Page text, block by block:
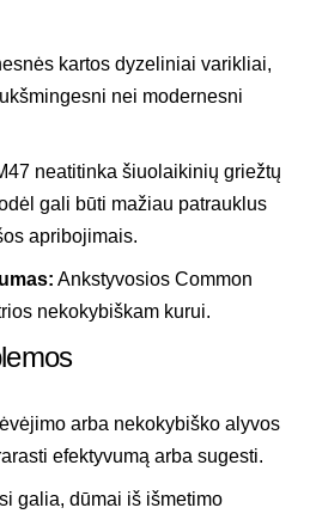
kartos dyzeliniai varikliai,
nei modernesni
neatitinka šiuolaikinių griežtų
gali būti mažiau patrauklus
apribojimais.
Ankstyvosios Common
nekokybiškam kurui.
arba nekokybiško alyvos
efektyvumą arba sugesti.
galia, dūmai iš išmetimo